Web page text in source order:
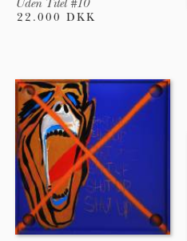
Uden Titel #10
22.000 DKK